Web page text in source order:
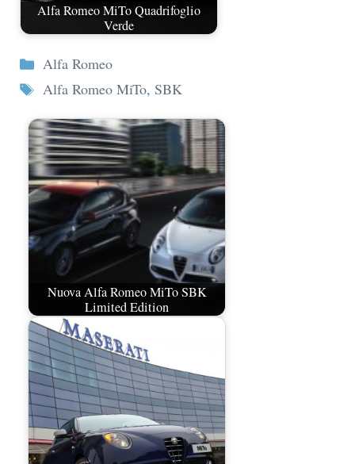
Alfa Romeo MiTo Quadrifoglio
Verde
Categorie
Alfa Romeo
Tag
Alfa Romeo MiTo, SBK
Nuova Alfa Romeo MiTo SBK
Limited Edition